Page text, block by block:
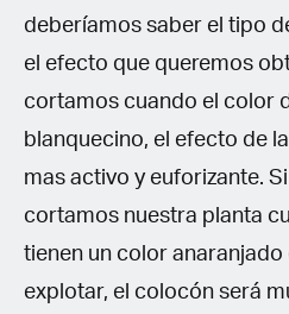
deberíamos saber el tipo
el efecto que queremos
cortamos cuando el color
blanquecino, el efecto de
mas activo y euforizante.
cortamos nuestra planta
tienen un color anaranjado
explotar, el colocón será